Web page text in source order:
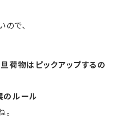
で、
荷物はピックアップするの
ルール